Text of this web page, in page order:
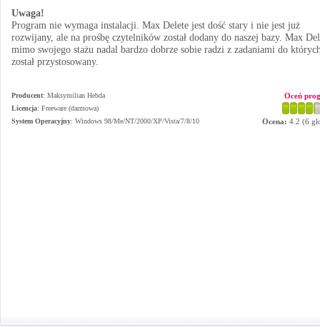
Uwaga!
Program nie wymaga instalacji. Max Delete jest dość stary i nie jest już
rozwijany, ale na prośbę czytelników został dodany do naszej bazy. Max
mimo swojego stażu nadal bardzo dobrze sobie radzi z zadaniami do
został przystosowany.
Producent: Maksymilian Hebda
Licencja: Freeware (darmowa)
System Operacyjny: Windows 98/Me/NT/2000/XP/Vista/7/8/10
Oceń
Ocena: 4.2 (6